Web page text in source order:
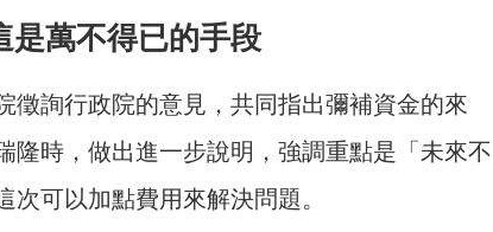
是萬不得已的手段
徵詢行政院的意見，共同指出彌補資金的來
隆時，做出進一步說明，強調重點是「未來不
可以加點費用來解決問題。